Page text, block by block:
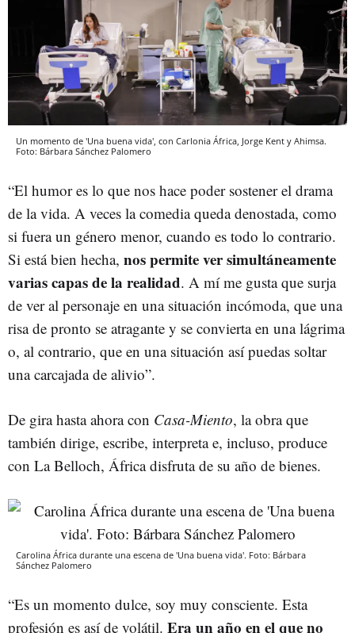
Un momento de 'Una buena vida', con Carlonia África, Jorge Kent y Ahimsa.
Foto: Bárbara Sánchez Palomero
“El humor es lo que nos hace poder sostener el drama
de la vida. A veces la comedia queda denostada, como
si fuera un género menor, cuando es todo lo contrario.
Si está bien hecha, nos permite ver simultáneamente
varias capas de la realidad. A mí me gusta que surja
de ver al personaje en una situación incómoda, que una
risa de pronto se atragante y se convierta en una lágrima
o, al contrario, que en una situación así puedas soltar
una carcajada de alivio”.
De gira hasta ahora con Casa-Miento, la obra que
también dirige, escribe, interpreta e, incluso, produce
con La Belloch, África disfruta de su año de bienes.
Carolina África durante una escena de 'Una buena vida'. Foto: Bárbara
Sánchez Palomero
“Es un momento dulce, soy muy consciente. Esta
profesión es así de volátil. Era un año en el que no